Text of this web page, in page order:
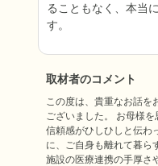
ることもなく、本当
す。
取材者のコメント
この度は、貴重なお話を
ございました。 お母様
信頼感がひしひしと伝わ
に、ご自身も離れて暮ら
施設の医療連携の手厚さ